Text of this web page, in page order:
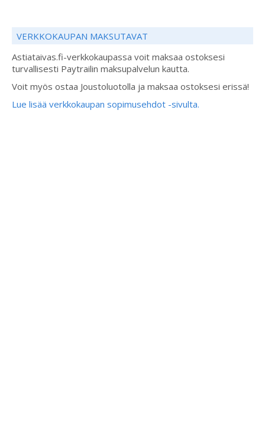
VERKKOKAUPAN MAKSUTAVAT
Astiataivas.fi-verkkokaupassa voit maksaa ostoksesi
turvallisesti Paytrailin maksupalvelun kautta.
Voit myös ostaa Joustoluotolla ja maksaa ostoksesi erissä!
Lue lisää verkkokaupan sopimusehdot -sivulta.